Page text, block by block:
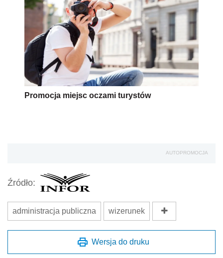
Promocja miejsc oczami turystów
AUTOPROMOCJA
Źródło:
administracja publiczna wizerunek
Wersja do druku